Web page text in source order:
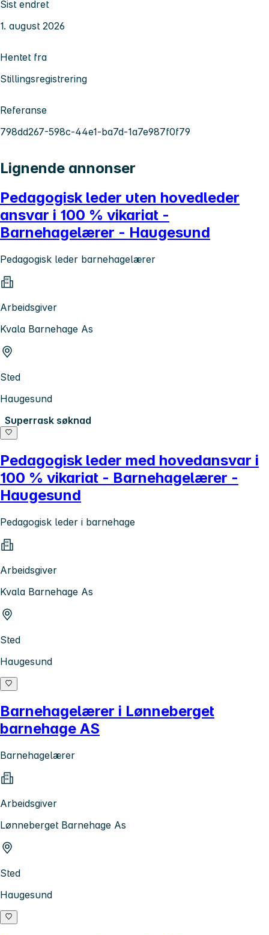
Sist endret
1. august 2026
Hentet fra
Stillingsregistrering
Referanse
798dd267-598c-44e1-ba7d-1a7e987f0f79
Lignende annonser
Pedagogisk leder uten hovedleder
ansvar i 100 % vikariat -
Barnehagelærer - Haugesund
Pedagogisk leder barnehagelærer
Arbeidsgiver
Kvala Barnehage As
Sted
Haugesund
Superrask søknad
Pedagogisk leder med hovedansvar i
100 % vikariat - Barnehagelærer -
Haugesund
Pedagogisk leder i barnehage
Arbeidsgiver
Kvala Barnehage As
Sted
Haugesund
Barnehagelærer i Lønneberget
barnehage AS
Barnehagelærer
Arbeidsgiver
Lønneberget Barnehage As
Sted
Haugesund